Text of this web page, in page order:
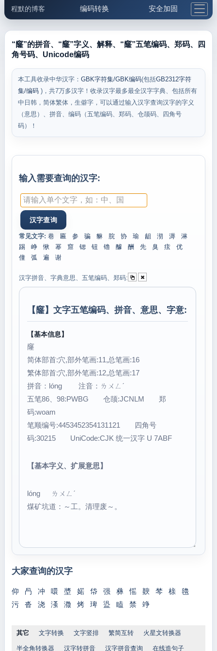
程默的博客 编码转换 安全加固
邮件工具 生活便民 更多工具
“窿”的拼音、“窿”字义、解释、“窿”五笔编码、郑码、四
角号码、Unicode编码
本工具收录中华汉字： GBK字符集/GBK编码(包括GB2312字符
集/编码 )，共7万多汉字！收录汉字最多最全汉字字典、包括所有
中日韩，简体繁体，生僻字，可以通过输入汉字查询汉字的字义
（意思）、拼音、编码（五笔编码、郑码、仓颉码、四角号
码）！
输入需要查询的汉字:
常见文字: 巷 匾 参 骗 貅 脘 协 瑜 龃 沏 溽
淋
踢
峥 愀 幂 窟 锶 钮 镥 醵 酬 先 臭 痃
优
僮
弧 遍 谢
汉字拼音、字典意思、五笔编码、郑码:
【窿】文字五笔编码、拼音、意思、字意:
【基本信息】
窿
简体部首:穴,部外笔画:11,总笔画:16
繁体部首:穴,部外笔画:12,总笔画:17
拼音：lóng 注音：ㄌㄨㄥˊ
五笔86、98:PWBG 仓颉:JCNLM 郑
码:woam
笔顺编号:4453452354131121 四角号
码:30215 UniCode:CJK 统一汉字 U 7ABF
【基本字义、扩展意思】
lóng ㄌㄨㄥˊ
煤矿坑道：～工。清理废～。
大家查询的汉字
仰 冎 冲 噮 墏 婼 帒 强 彝 愮 斔 棽 榇
氌
污
沓 浇 溞 瀓 烤 琕 盕 瞌 禁 竫
其它 文字转换 文字竖排 繁简互转 火星文转换器
半全角转换器 汉字转拼音 汉字拼音查询 在线造句子